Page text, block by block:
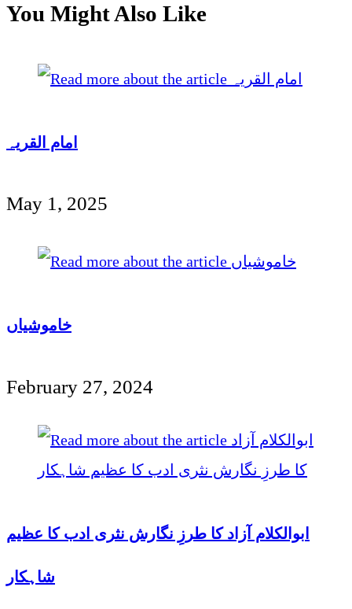
You Might Also Like
امام القریہ
May 1, 2025
خاموشیاں
February 27, 2024
ابوالکلام آزاد کا طرزِ نگارش نثری ادب کا عظیم
شاہکار